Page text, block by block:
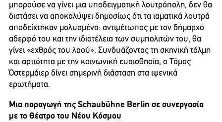
μπορούσε να γίνει μια υποδειγματική λουτρόπολη, δεν θα
διστάσει να αποκαλύψει δημοσίως ότι τα ιαματικά λουτρά
αποδείχτηκαν μολυσμένα: αντιμέτωπος με τον δήμαρχο
αδερφό του και την ιδιοτέλεια των συμπολιτών του, θα
γίνει «εχθρός του λαού». Συνδυάζοντας τη σκηνική τόλμη
και αρτιότητα με την κοινωνική ευαισθησία, ο Τόμας
Όστερμάιερ δίνει σημερινή διάσταση στα ιψενικά
ερωτήματα.
Μια παραγωγή της Schaubühne Berlin σε συνεργασία
με το Θέατρο του Νέου Κόσμου